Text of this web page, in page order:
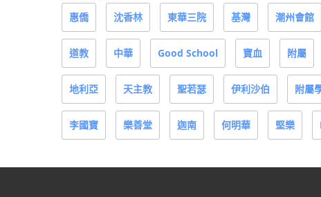
惠僑 沈香林 東華三院 基灣 潮州會館
道教 中華 Good School 寶血 附屬
地利亞 天主教 聖若瑟 伊利沙伯 附屬
李國寶 樂善堂 迦南 何明華 堅樂